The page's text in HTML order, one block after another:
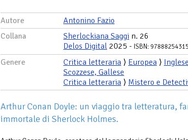
Autore
Antonino Fazio
Collana
Sherlockiana Saggi n. 26
Delos Digital 2025 - ISBN:
Genere Critica letteraria ⟩ Europea ⟩
Scozzese, Gallese
Critica letteraria ⟩ Mistero e
Arthur Conan Doyle: un viaggio tra letteratura,
immortale di Sherlock Holmes.